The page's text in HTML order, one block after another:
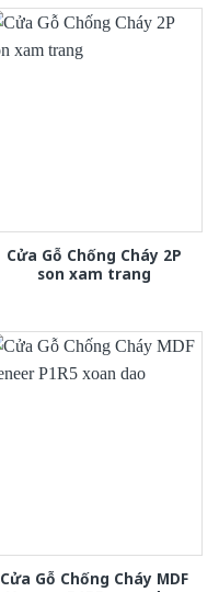
Cửa Gỗ Chống Cháy 2P
son xam trang
Cửa Gỗ Chống Cháy MDF